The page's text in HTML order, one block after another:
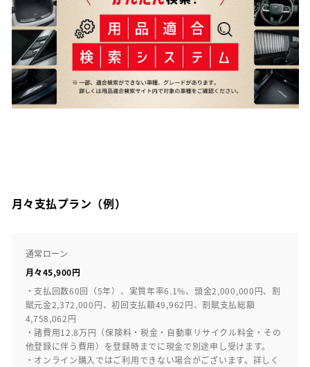
月々支払プラン（例）
通常ローン
月々45,900円
・支払回数60回（5年）、実質年率6.1%、頭金2,000,000円、割
賦元金2,372,000円、初回支払額49,962円、割賦支払総額
4,758,062円
・諸費用12.8万円（保険料・税金・自動車リサイクル料金・その
他登録に伴う費用）を登録時までに現金で別途申し受けます。
・オンライン購入ではご利用できない場合がございます。詳しく